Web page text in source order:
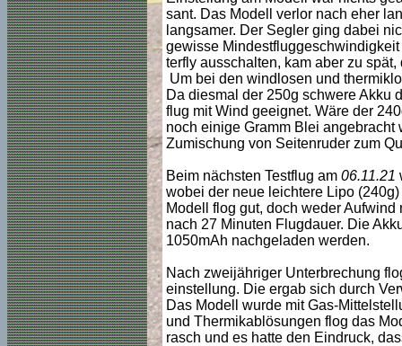
sant. Das Modell verlor nach eher
langsamer. Der Segler ging dabei
gewisse
terfly ausschalten, kam aber zu
Um bei den windlosen und
Da diesmal der 250g schwere Akku
flug mit Wind geeignet. Wäre der
noch einige Gramm Blei
Zumischung von Seitenruder zum
Beim nächsten Testflug am 06.11.21
wobei der neue leichtere Lipo
Modell flog gut, doch weder
nach 27 Minuten Flugdauer. Die
1050mAh nachgeladen werden.
Nach zweijähriger Unterbrechung
einstellung. Die ergab sich durch
Das Modell wurde mit Gas-
und Thermikablösungen flog das
rasch und es hatte den Eindruck,